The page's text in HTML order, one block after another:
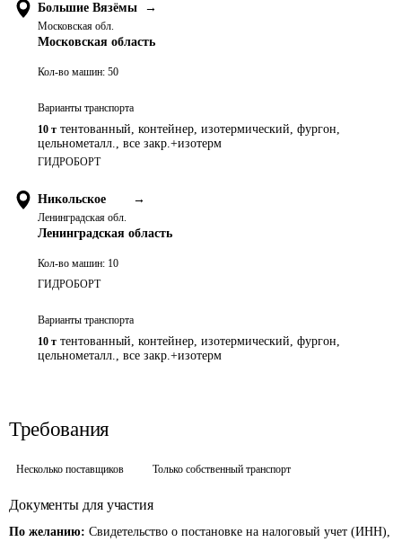
Большие Вязёмы →
Московская обл.
Московская область
Кол-во машин: 50
Варианты транспорта
10 т тентованный, контейнер, изотермический, фургон,
цельнометалл., все закр.+изотерм
ГИДРОБОРТ
Никольское →
Ленинградская обл.
Ленинградская область
Кол-во машин: 10
ГИДРОБОРТ
Варианты транспорта
10 т тентованный, контейнер, изотермический, фургон,
цельнометалл., все закр.+изотерм
Требования
Несколько поставщиков Только собственный транспорт
Документы для участия
По желанию: Свидетельство о постановке на налоговый учет (ИНН),